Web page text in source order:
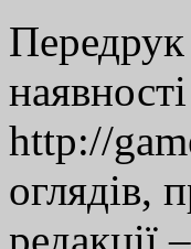
Передрук
http://
оглядів,